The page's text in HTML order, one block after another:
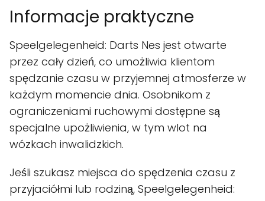
Informacje praktyczne
Speelgelegenheid: Darts Nes jest otwarte
przez cały dzień, co umożliwia klientom
spędzanie czasu w przyjemnej atmosferze w
każdym momencie dnia. Osobnikom z
ograniczeniami ruchowymi dostępne są
specjalne upożliwienia, w tym wlot na
wózkach inwalidzkich.
Jeśli szukasz miejsca do spędzenia czasu z
przyjaciółmi lub rodziną, Speelgelegenheid: